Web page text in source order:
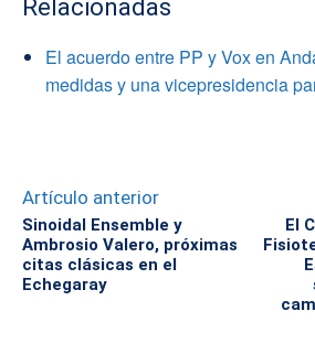
Relacionadas
El acuerdo entre PP y Vox en
medidas y una vicepresidencia
Artículo anterior
Sinoidal Ensemble y
Ambrosio Valero, próximas
citas clásicas en el
Echegaray
El